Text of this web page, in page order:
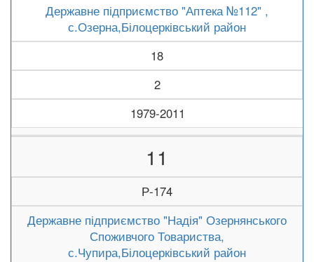
Державне підприємство "Аптека №112" ,
с.Озерна,Білоцерківський район
18
2
1979-2011
11
Р-174
Державне підприємство "Надія" Озернянського
Споживчого Товариства,
с.Чупира,Білоцерківський район